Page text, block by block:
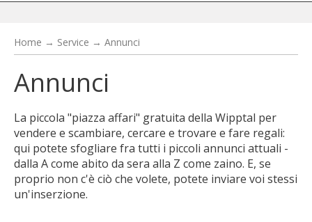
Home → Service → Annunci
Annunci
La piccola "piazza affari" gratuita della Wipptal per
vendere e scambiare, cercare e trovare e fare regali:
qui potete sfogliare fra tutti i piccoli annunci attuali -
dalla A come abito da sera alla Z come zaino. E, se
proprio non c'è ciò che volete, potete inviare voi stessi
un'inserzione.